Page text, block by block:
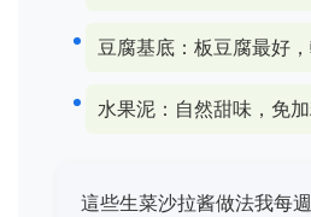
豆腐基底：板豆腐最好，
水果泥：自然甜味，免加
這些生菜沙拉酱做法我每